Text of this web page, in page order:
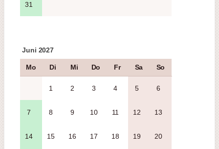
31
Juni 2027
Mo Di Mi Do Fr Sa So
1 2 3 4 5 6
7 8 9 10 11 12 13
14 15 16 17 18 19 20